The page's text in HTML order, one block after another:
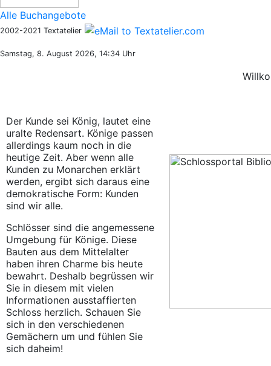
Alle Buchangebote
2002-2021 Textatelier
Samstag, 8. August 2026, 14:34 Uhr
Der Kunde sei König, lautet eine
uralte Redensart. Könige passen
allerdings kaum noch in die
heutige Zeit. Aber wenn alle
Kunden zu Monarchen erklärt
werden, ergibt sich daraus eine
demokratische Form: Kunden
sind wir alle.
Schlösser sind die angemessene
Umgebung für Könige. Diese
Bauten aus dem Mittelalter
haben ihren Charme bis heute
bewahrt. Deshalb begrüssen wir
Sie in diesem mit vielen
Informationen ausstaffierten
Schloss herzlich. Schauen Sie
sich in den verschiedenen
Gemächern um und fühlen Sie
sich daheim!